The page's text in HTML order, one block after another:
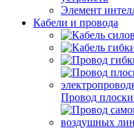
Элемент
Кабели и провода
Провод